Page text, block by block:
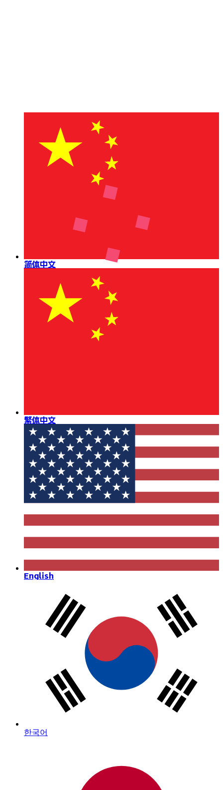
简体中文
繁体中文
English
한국어